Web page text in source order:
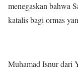
menegaskan bahwa
katalis bagi ormas
Muhamad Isnur dari